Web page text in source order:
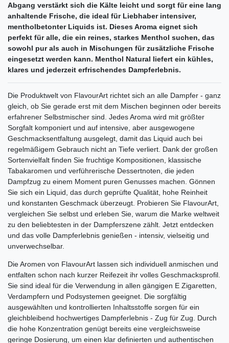
Abgang verstärkt sich die Kälte leicht und sorgt für eine lang
anhaltende Frische, die ideal für Liebhaber intensiver,
mentholbetonter Liquids ist. Dieses Aroma eignet sich
perfekt für alle, die ein reines, starkes Menthol suchen, das
sowohl pur als auch in Mischungen für zusätzliche Frische
eingesetzt werden kann. Menthol Natural liefert ein kühles,
klares und jederzeit erfrischendes Dampferlebnis.
Die Produktwelt von FlavourArt richtet sich an alle Dampfer - ganz
gleich, ob Sie gerade erst mit dem Mischen beginnen oder bereits
erfahrener Selbstmischer sind. Jedes Aroma wird mit größter
Sorgfalt komponiert und auf intensive, aber ausgewogene
Geschmacksentfaltung ausgelegt, damit das Liquid auch bei
regelmäßigem Gebrauch nicht an Tiefe verliert. Dank der großen
Sortenvielfalt finden Sie fruchtige Kompositionen, klassische
Tabakaromen und verführerische Dessertnoten, die jeden
Dampfzug zu einem Moment puren Genusses machen. Gönnen
Sie sich ein Liquid, das durch geprüfte Qualität, hohe Reinheit
und konstanten Geschmack überzeugt. Probieren Sie FlavourArt,
vergleichen Sie selbst und erleben Sie, warum die Marke weltweit
zu den beliebtesten in der Dampferszene zählt. Jetzt entdecken
und das volle Dampferlebnis genießen - intensiv, vielseitig und
unverwechselbar.
Die Aromen von FlavourArt lassen sich individuell anmischen und
entfalten schon nach kurzer Reifezeit ihr volles Geschmacksprofil.
Sie sind ideal für die Verwendung in allen gängigen E Zigaretten,
Verdampfern und Podsystemen geeignet. Die sorgfältig
ausgewählten und kontrollierten Inhaltsstoffe sorgen für ein
gleichbleibend hochwertiges Dampferlebnis - Zug für Zug. Durch
die hohe Konzentration genügt bereits eine vergleichsweise
geringe Dosierung, um einen klar definierten und authentischen